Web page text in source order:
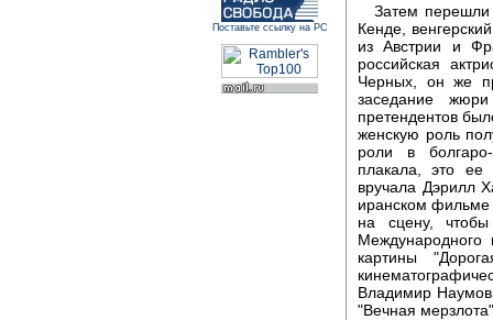
Поставьте ссылку на РС
Затем
Кенде,
из Австрии и
российская
Черных, он же
заседание
претендентов
женскую роль
роли в
плакала, это
вручала Дэрилл
иранском фильме
на сцену, чтобы
Международного
картины
Владимир
"Вечная